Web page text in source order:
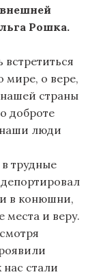
Рошка.
мире, о вере,
нашей страны
доброте
люди
трудные
в конюшни,
места и веру.
стали